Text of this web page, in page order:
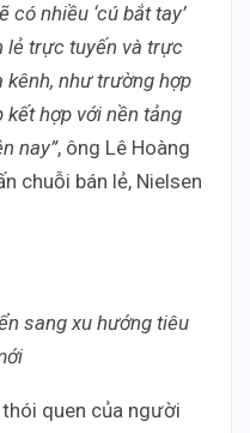
nhiều ‘cú bắt tay’
lẻ trực tuyến và trực
như trường hợp
hợp với nền tảng
nay”, ông Lê Hoàng
chuỗi bán lẻ, Nielsen
sang xu hướng tiêu
quen của người